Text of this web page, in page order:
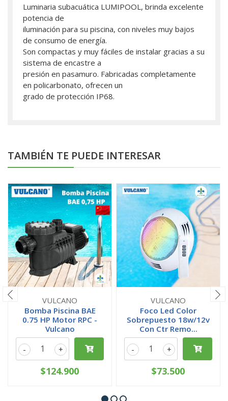
Luminaria subacuática LUMIPOOL, brinda excelente
potencia de
iluminación para su piscina, con niveles muy bajos
de consumo de energía.
Son compactas y muy fáciles de instalar gracias a su
sistema de encastre a
presión en pasamuro. Fabricadas completamente
en policarbonato, ofrecen un
grado de protección IP68.
TAMBIÉN TE PUEDE INTERESAR
VULCANO
Bomba Piscina BAE
0.75 HP Motor RPC -
Vulcano
+
-
$124.900
VULCANO
Foco Led Color
Sobrepuesto 18w/12v
Con Ctr Remo...
+
-
$73.500